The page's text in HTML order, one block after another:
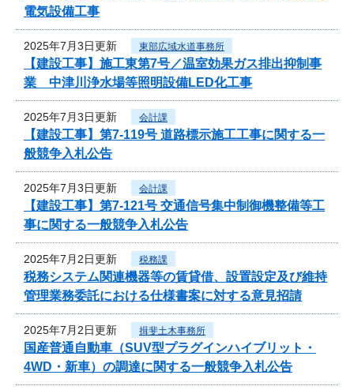
電気設備工事
2025年7月3日更新 東部広域水道事務所
【建設工事】施工東第7号／温室効果ガス排出抑制事
業 中津川浄水場等照明設備LED化工事
2025年7月3日更新 会計課
【建設工事】第7-119号 道路標示施工工事に関する一
般競争入札公告
2025年7月3日更新 会計課
【建設工事】第7-121号 交通信号集中制御機整備等工
事に関する一般競争入札公告
2025年7月2日更新 税務課
税務システム関連機器等の賃貸借、設置設定及び維持
管理業務委託における仕様書案に対する意見招請
2025年7月2日更新 揖斐土木事務所
国産普通自動車（SUV型プラグインハイブリット・
4WD・新車）の調達に関する一般競争入札公告